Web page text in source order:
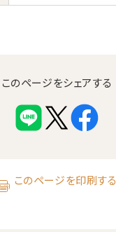
このページをシェアする
このページを印刷する